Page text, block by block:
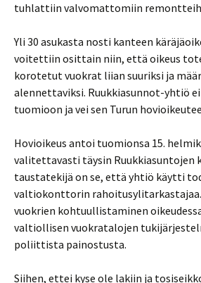
tuhlattiin valvomattomiin
Yli 30 asukasta nosti kanteen
voitettiin osittain niin, että oikeus
korotetut vuokrat liian suuriksi ja
alennettaviksi. Ruukkiasunnot-yhtiö
tuomioon ja vei sen Turun
Hovioikeus antoi tuomionsa 15.
valitettavasti täysin Ruukkiasuntojen
taustatekijä on se, että yhtiö käytti
valtiokonttorin
vuokrien kohtuullistaminen
valtiollisen vuokratalojen
poliittista painostusta.
Siihen, ettei kyse ole lakiin ja